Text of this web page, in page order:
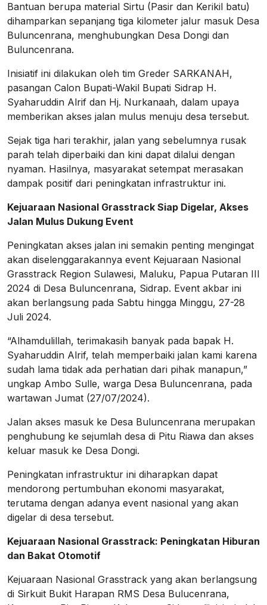
Bantuan berupa material Sirtu (Pasir dan Kerikil batu)
dihamparkan sepanjang tiga kilometer jalur masuk Desa
Buluncenrana, menghubungkan Desa Dongi dan
Buluncenrana.
Inisiatif ini dilakukan oleh tim Greder SARKANAH,
pasangan Calon Bupati-Wakil Bupati Sidrap H.
Syaharuddin Alrif dan Hj. Nurkanaah, dalam upaya
memberikan akses jalan mulus menuju desa tersebut.
Sejak tiga hari terakhir, jalan yang sebelumnya rusak
parah telah diperbaiki dan kini dapat dilalui dengan
nyaman. Hasilnya, masyarakat setempat merasakan
dampak positif dari peningkatan infrastruktur ini.
Kejuaraan Nasional Grasstrack Siap Digelar, Akses
Jalan Mulus Dukung Event
Peningkatan akses jalan ini semakin penting mengingat
akan diselenggarakannya event Kejuaraan Nasional
Grasstrack Region Sulawesi, Maluku, Papua Putaran III
2024 di Desa Buluncenrana, Sidrap. Event akbar ini
akan berlangsung pada Sabtu hingga Minggu, 27-28
Juli 2024.
“Alhamdulillah, terimakasih banyak pada bapak H.
Syaharuddin Alrif, telah memperbaiki jalan kami karena
sudah lama tidak ada perhatian dari pihak manapun,”
ungkap Ambo Sulle, warga Desa Buluncenrana, pada
wartawan Jumat (27/07/2024).
Jalan akses masuk ke Desa Buluncenrana merupakan
penghubung ke sejumlah desa di Pitu Riawa dan akses
keluar masuk ke Desa Dongi.
Peningkatan infrastruktur ini diharapkan dapat
mendorong pertumbuhan ekonomi masyarakat,
terutama dengan adanya event nasional yang akan
digelar di desa tersebut.
Kejuaraan Nasional Grasstrack: Peningkatan Hiburan
dan Bakat Otomotif
Kejuaraan Nasional Grasstrack yang akan berlangsung
di Sirkuit Bukit Harapan RMS Desa Bulucenrana,